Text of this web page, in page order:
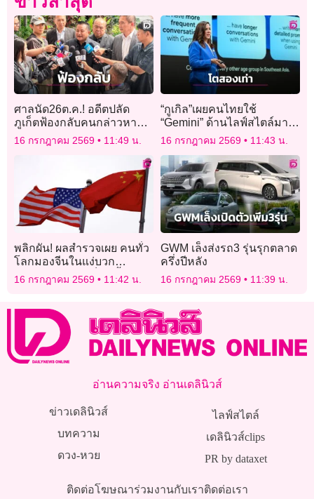
ศาลนัด26ต.ค.! อดีตปลัด
ภูเก็ตฟ้องกลับคนกล่าวหา
เรียกสินบนออกโฉนด
16 กรกฎาคม 2569 11:49 น.
“กูเกิล”เผยคนไทยใช้
“Gemini” ด้านไลฟ์สไตล์มาก
สุดในอาเซียน
16 กรกฎาคม 2569 11:43 น.
พลิกผัน! ผลสำรวจเผย คนทั่ว
โลกมองจีนในแง่บวก
มากกว่าสหรัฐ “เป็นครั้งแรก”
16 กรกฎาคม 2569 11:42 น.
GWM เล็งส่งรถ3 รุ่นรุกตลาด
ครึ่งปีหลัง
16 กรกฎาคม 2569 11:39 น.
อ่านความจริง อ่านเดลินิวส์
ข่าวเดลินิวส์
บทความ
ดวง-หวย
ไลฟ์สไตล์
เดลินิวส์clips
PR by dataxet
ติดต่อโฆษณาร่วมงานกับเราติดต่อเรา